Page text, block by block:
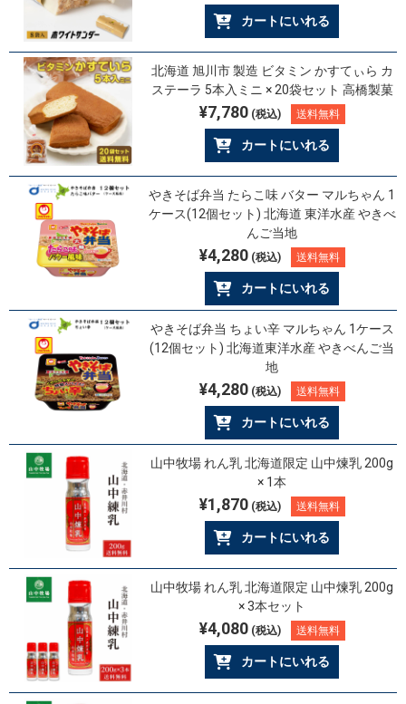
カートにいれる
北海道 旭川市 製造 ビタミン かすてぃら カ
ステーラ 5本入ミニ × 20袋セット 高橋製菓
¥7,780(税込) 送料無料
カートにいれる
やきそば弁当 たらこ味 バター マルちゃん 1
ケース(12個セット) 北海道 東洋水産 やきべ
んご当地
¥4,280(税込) 送料無料
カートにいれる
やきそば弁当 ちょい辛 マルちゃん 1ケース
(12個セット) 北海道東洋水産 やきべんご当
地
¥4,280(税込) 送料無料
カートにいれる
山中牧場 れん乳 北海道限定 山中煉乳 200g
× 1本
¥1,870(税込) 送料無料
カートにいれる
山中牧場 れん乳 北海道限定 山中煉乳 200g
× 3本セット
¥4,080(税込) 送料無料
カートにいれる